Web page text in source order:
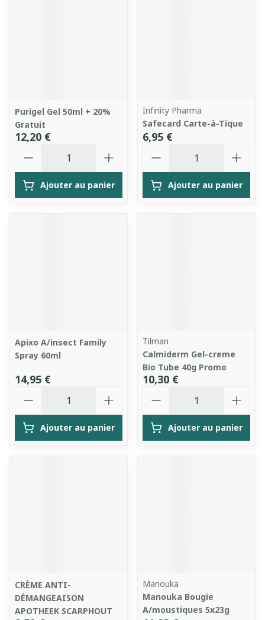
Purigel Gel 50ml + 20%
Gratuit
12,20 €
Ajouter au panier
Infinity Pharma
Safecard Carte-à-Tique
6,95 €
Ajouter au panier
Apixo A/insect Family
Spray 60ml
14,95 €
Ajouter au panier
Tilman
Calmiderm Gel-creme
Bio Tube 40g Promo
10,30 €
Ajouter au panier
CRÈME ANTI-
DÉMANGEAISON
APOTHEEK SCARPHOUT
Manouka
Manouka Bougie
A/moustiques 5x23g